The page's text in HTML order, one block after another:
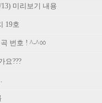
미리보기 내용
19호
번호 ! ^-^ㆀ
요???